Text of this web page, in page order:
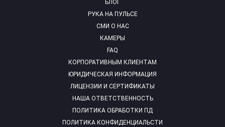
БЛОГ
РУКА НА ПУЛЬСЕ
СМИ О НАС
КАМЕРЫ
FAQ
КОРПОРАТИВНЫМ КЛИЕНТАМ
ЮРИДИЧЕСКАЯ ИНФОРМАЦИЯ
ЛИЦЕНЗИИ И СЕРТИФИКАТЫ
НАША ОТВЕТСТВЕННОСТЬ
ПОЛИТИКА ОБРАБОТКИ ПД
ПОЛИТИКА КОНФИДЕНЦИАЛЬСТИ